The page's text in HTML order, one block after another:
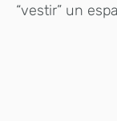
“vestir” un